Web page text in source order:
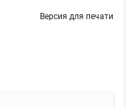
Версия для печати